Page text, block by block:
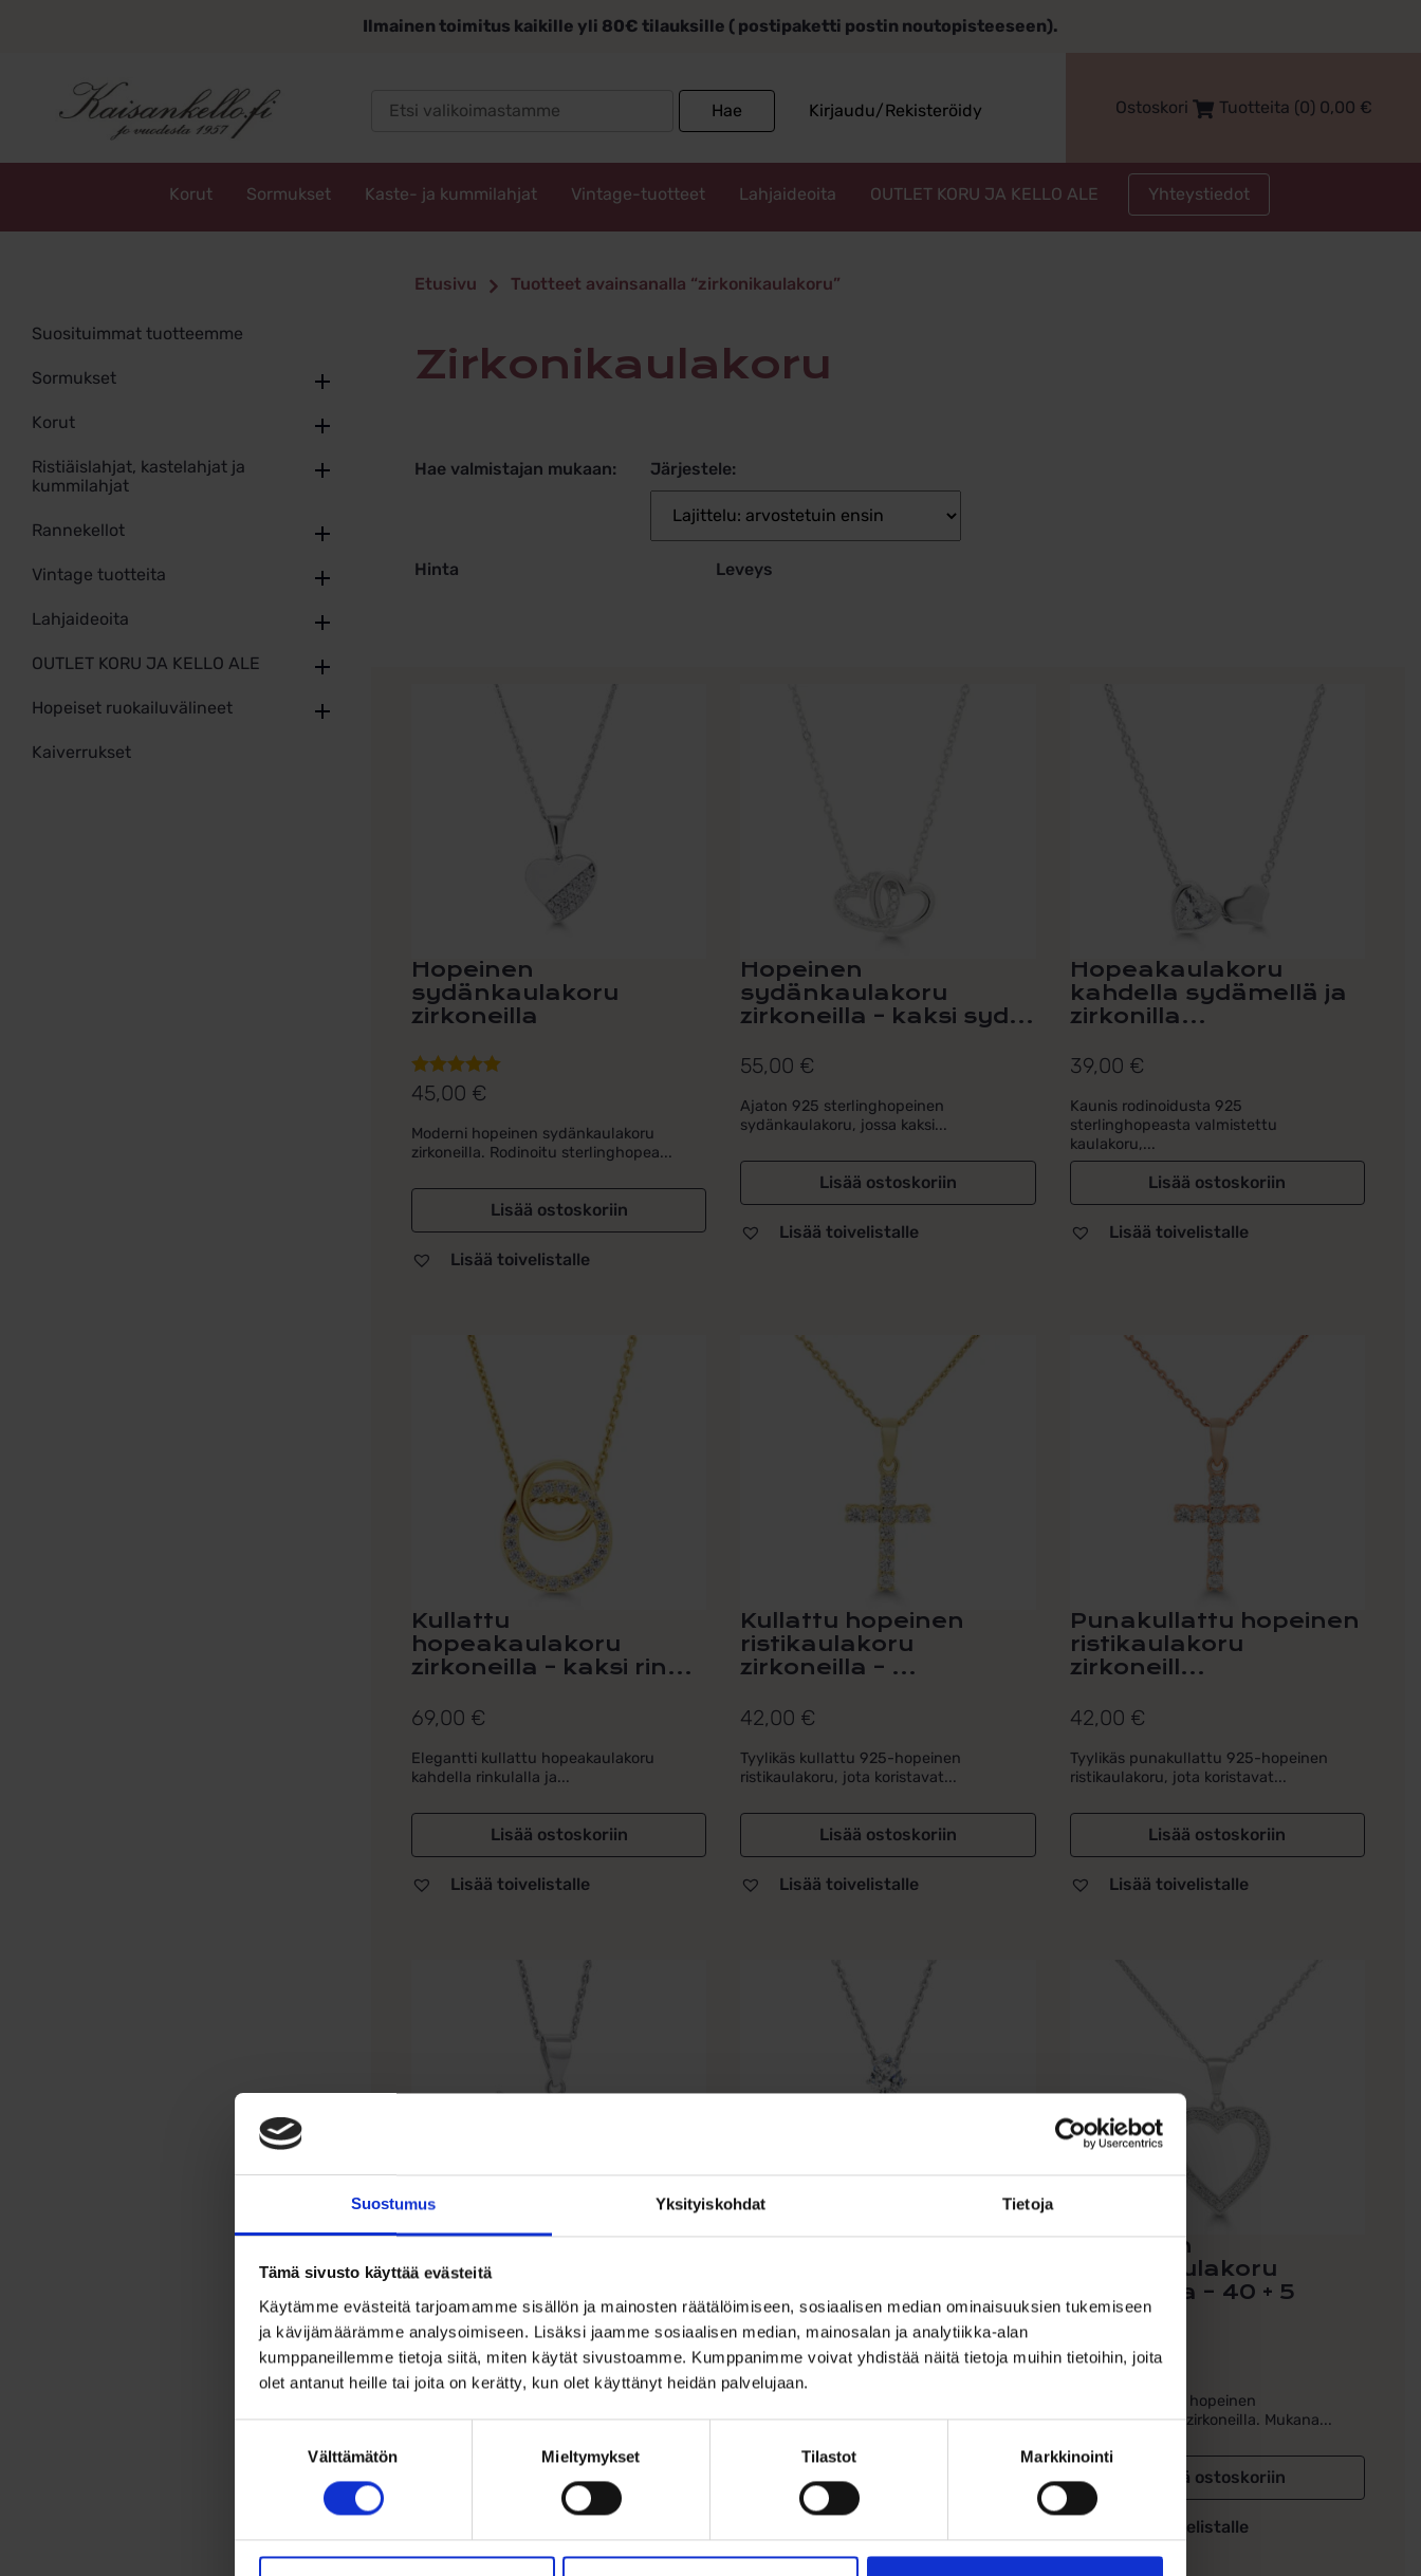
Suostumus Yksityiskohdat Tietoja
Tämä sivusto käyttää evästeitä
Käytämme evästeitä tarjoamamme sisällön ja mainosten räätälöimiseen, sosiaalisen median ominaisuuksien tukemiseen
ja kävijämäärämme analysoimiseen. Lisäksi jaamme sosiaalisen median, mainosalan ja analytiikka-alan
kumppaneillemme tietoja siitä, miten käytät sivustoamme. Kumppanimme voivat yhdistää näitä tietoja muihin tietoihin, joita
olet antanut heille tai joita on kerätty, kun olet käyttänyt heidän palvelujaan.
Välttämätön Mieltymykset Tilastot Markkinointi
Ilmainen toimitus kaikille yli 80€ tilauksille ( postipaketti postin noutopisteeseen).
Hae Kirjaudu/Rekisteröidy Ostoskori Tuotteita (0) 0,00 €
Korut Sormukset Kaste- ja kummilahjat Vintage-tuotteet Lahjaideoita OUTLET KORU JA KELLO ALE Yhteystiedot
zirkonikaulakoru
Suosituimmat tuotteemme
Sormukset
Korut
Ristiäislahjat, kastelahjat ja
kummilahjat
Rannekellot
Vintage tuotteita
Lahjaideoita
OUTLET KORU JA KELLO ALE
Hopeiset ruokailuvälineet
Kaiverrukset
Etusivu Tuotteet avainsanalla “zirkonikaulakoru”
zirkonikaulakoru
Hae valmistajan mukaan: Järjestele:
Hinta Leveys
Hopeinen
sydänkaulakoru
zirkoneilla
Arvostelu
5.00/ 5
45,00 €
Moderni hopeinen sydänkaulakoru
zirkoneilla. Rodinoitu sterlinghopea...
Lisää ostoskoriin
Lisää toivelistalle
Hopeinen
sydänkaulakoru
zirkoneilla – kaksi syd...
55,00 €
Ajaton 925 sterlinghopeinen
sydänkaulakoru, jossa kaksi...
Lisää ostoskoriin
Lisää toivelistalle
Hopeakaulakoru
kahdella sydämellä ja
zirkonilla...
39,00 €
Kaunis rodinoidusta 925
sterlinghopeasta valmistettu
kaulakoru,...
Lisää ostoskoriin
Lisää toivelistalle
Kullattu
hopeakaulakoru
zirkoneilla – kaksi rin...
69,00 €
Elegantti kullattu hopeakaulakoru
kahdella rinkulalla ja...
Lisää ostoskoriin
Lisää toivelistalle
Kullattu hopeinen
ristikaulakoru
zirkoneilla – ...
42,00 €
Tyylikäs kullattu 925-hopeinen
ristikaulakoru, jota koristavat...
Lisää ostoskoriin
Lisää toivelistalle
Punakullattu hopeinen
ristikaulakoru
zirkoneill...
42,00 €
Tyylikäs punakullattu 925-hopeinen
ristikaulakoru, jota koristavat...
Lisää ostoskoriin
Lisää toivelistalle
zirkoneilla hopeaa
45,00€
Herkkä rodinoitu enkelikaulakoru
Lisää ostoskoriin
Lisää toivelistalle
49,00 €
Elegantti rodinoitu hopeakaulakoru
Lisää ostoskoriin
Lisää toivelistalle
Hopeinen
sydänkaulakoru
zirkoneilla – 40 + 5
cm...
49,00 €
Kaunis rodinoitu hopeinen
sydänkaulakoru zirkoneilla. Mukana...
Lisää ostoskoriin
Lisää toivelistalle